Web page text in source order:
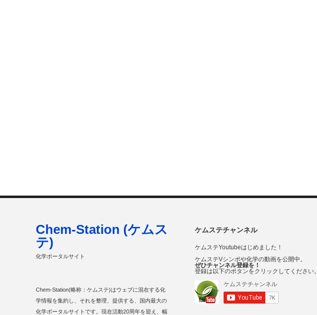
ケムステチャンネル
ケムステYoutubeはじめました！
ケムステVシンポや化学の動画を公開中。
ぜひチャンネル登録を！
登録は以下のボタンをクリックしてください。
Chem-Station (ケムス
テ)
化学ポータルサイト
Chem-Station(略称：ケムステ)はウェブに混在する化
学情報を集約し、それを整理、提供する、国内最大の
化学ポータルサイトです。現在活動20周年を迎え、幅